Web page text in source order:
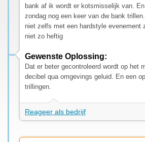
bank af ik wordt er kotsmisselijk van.
zondag nog een keer van dw bank
niet zelfs met een hardstyle evenement
niet zo heftig
Gewenste Oplossing:
Dat er beter gecontroleerd wordt op het
decibel qua omgevings geluid. En een
trillingen.
Reageer als bedrijf